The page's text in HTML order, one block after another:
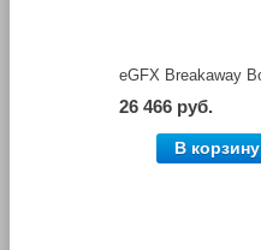
26 466 руб.
В корзину